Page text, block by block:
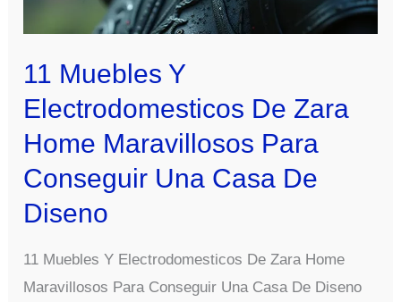
11 Muebles Y
Electrodomesticos De Zara
Home Maravillosos Para
Conseguir Una Casa De
Diseno
11 Muebles Y Electrodomesticos De Zara Home
Maravillosos Para Conseguir Una Casa De Diseno